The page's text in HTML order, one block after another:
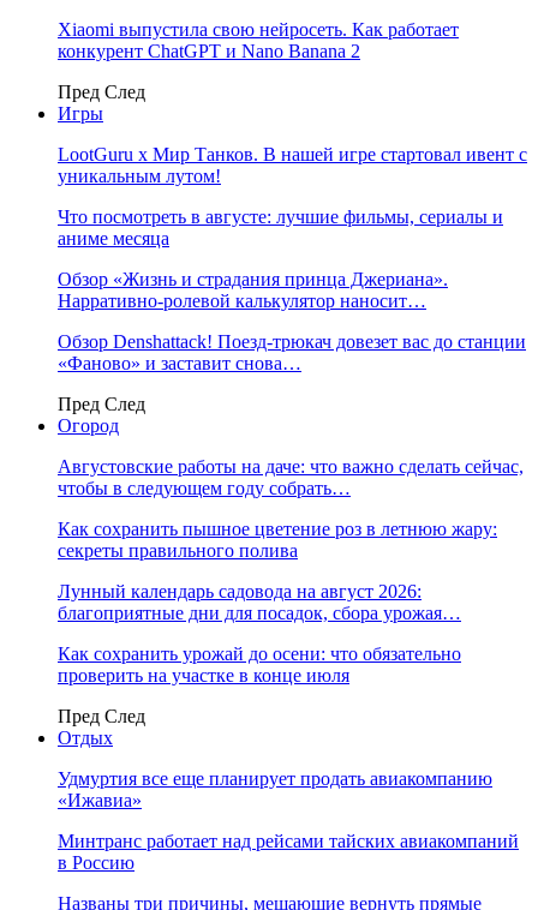
Xiaomi выпустила свою нейросеть. Как работает
конкурент ChatGPT и Nano Banana 2
Пред След
Игры
LootGuru x Мир Танков. В нашей игре стартовал ивент с
уникальным лутом!
Что посмотреть в августе: лучшие фильмы, сериалы и
аниме месяца
Обзор «Жизнь и страдания принца Джериана».
Нарративно-ролевой калькулятор наносит…
Обзор Denshattack! Поезд-трюкач довезет вас до станции
«Фаново» и заставит снова…
Пред След
Огород
Августовские работы на даче: что важно сделать сейчас,
чтобы в следующем году собрать…
Как сохранить пышное цветение роз в летнюю жару:
секреты правильного полива
Лунный календарь садовода на август 2026:
благоприятные дни для посадок, сбора урожая…
Как сохранить урожай до осени: что обязательно
проверить на участке в конце июля
Пред След
Отдых
Удмуртия все еще планирует продать авиакомпанию
«Ижавиа»
Минтранс работает над рейсами тайских авиакомпаний
в Россию
Названы три причины, мешающие вернуть прямые